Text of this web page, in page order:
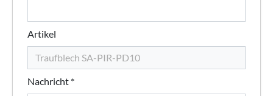
Artikel
Nachricht *